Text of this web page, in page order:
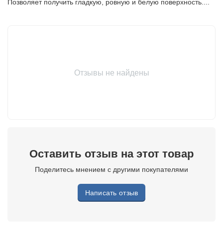
Позволяет получить гладкую, ровную и белую поверхность....
Отзывы не найдены
Оставить отзыв на этот товар
Поделитесь мнением с другими покупателями
Написать отзыв